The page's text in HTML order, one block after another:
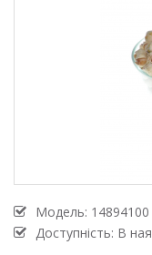
Модель: 14894100
Доступність: В